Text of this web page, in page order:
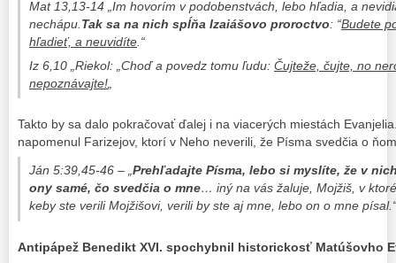
Mat 13,13-14 „ Im hovorím v podobenstvách, lebo hľadia, a
nechápu. Tak sa na nich spĺňa Izaiášovo proroctvo: “Budete
hľadieť, a neuvidíte .“
Iz 6,10 „Riekol: „Choď a povedz tomu ľudu: Čujteže, čujte, no
nepoznávajte!
Takto by sa dalo pokračovať ďalej i na viacerých miestách
napomenul Farizejov, ktorí v Neho neverili, že Písma svedčia o
Ján 5:39,45-46 – „Prehľadajte Písma, lebo si myslíte, že v
ony samé, čo svedčia o mne… iný na vás žaluje, Mojžiš, v
keby ste verili Mojžišovi, verili by ste aj mne, lebo on o mne písal.“
Antipápež Benedikt XVI. spochybnil historickosť Matúšovho